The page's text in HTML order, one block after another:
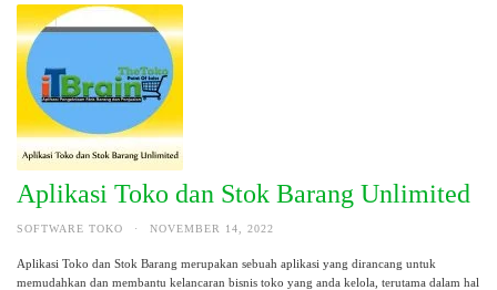
Aplikasi Toko dan Stok Barang Unlimited
SOFTWARE TOKO · NOVEMBER 14, 2022
Aplikasi Toko dan Stok Barang merupakan sebuah aplikasi yang dirancang untuk
memudahkan dan membantu kelancaran bisnis toko yang anda kelola, terutama dalam hal